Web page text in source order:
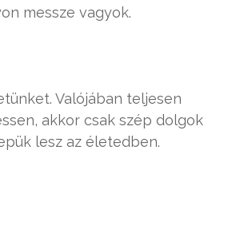
messze vagyok.
Valójában teljesen
akkor csak szép dolgok
lesz az életedben.